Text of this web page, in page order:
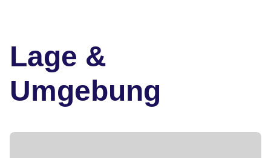
Lage &
Umgebung